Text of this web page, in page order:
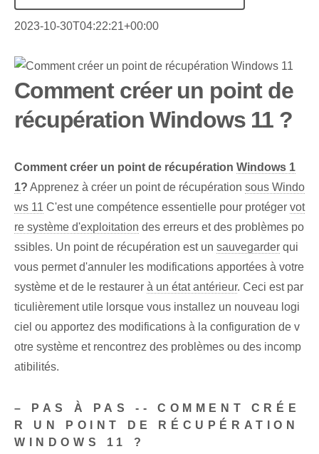
2023-10-30T04:22:21+00:00
Comment créer un point de
récupération Windows 11 ?
Comment créer un point de récupération Windows 1
1? Apprenez à créer un point de récupération sous Windo
ws 11 C'est une compétence essentielle pour protéger vot
re système d'exploitation des erreurs et des problèmes po
ssibles. Un point de récupération est un sauvegarder qui
vous permet d'annuler les modifications apportées à votre
système et de le restaurer à un état antérieur. Ceci est par
ticulièrement utile lorsque vous installez un nouveau logi
ciel ou apportez des modifications à la configuration de v
otre système et rencontrez des problèmes ou des incomp
atibilités.
– PAS À PAS -- COMMENT CRÉE
R UN POINT DE RÉCUPÉRATION
WINDOWS 11 ?